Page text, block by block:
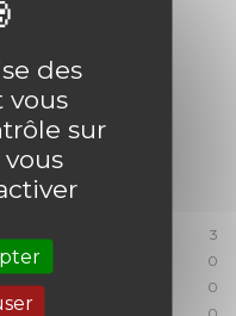
ce site
3
0
0
des
vous
sur